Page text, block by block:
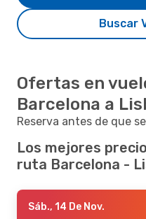
Buscar
Ofertas en
Barcelona a
Reserva antes de que
Los mejores
ruta Barcelona -
Sáb., 14 De Nov.